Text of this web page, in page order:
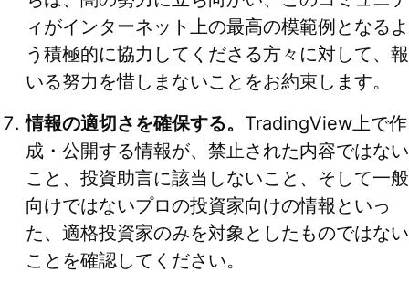
ィがインターネット上の最高の模範例となるよ
う積極的に協力してくださる方々に対して、報
いる努力を惜しまないことをお約束します。
情報の適切さを確保する。 TradingView上で作
成・公開する情報が、禁止された内容ではない
こと、投資助言に該当しないこと、そして一般
向けではないプロの投資家向けの情報といっ
た、適格投資家のみを対象としたものではない
ことを確認してください。